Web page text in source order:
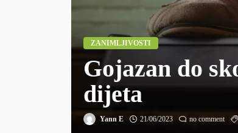
ZANIMLJIVOSTI
Gojazan do
dijeta
Yann E 21/06/2023 no comment